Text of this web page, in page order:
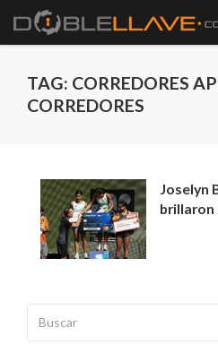
TAG: CORREDORES
CORREDORES
Joselyn
brillaron